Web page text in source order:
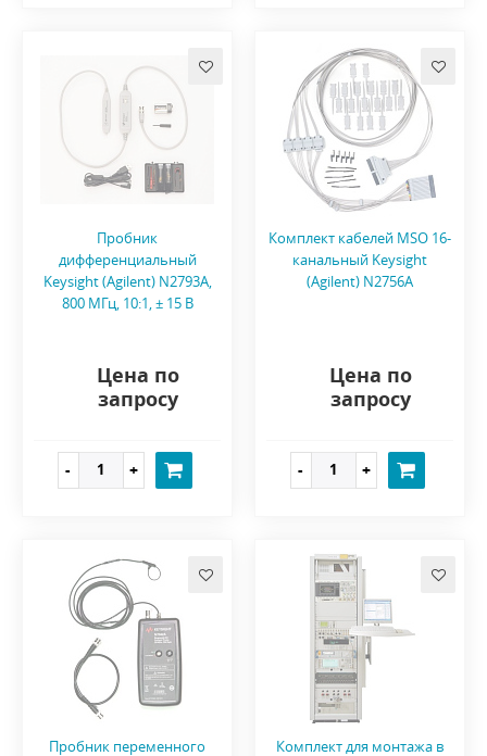
Пробник
дифференциальный
Keysight (Agilent) N2793A,
800 МГц, 10:1, ± 15 B
Цена по
запросу
Комплект кабелей MSO 16-
канальный Keysight
(Agilent) N2756A
Цена по
запросу
Пробник переменного
Комплект для монтажа в